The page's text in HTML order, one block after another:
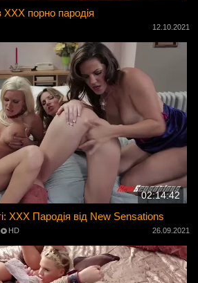
XXX порно пародія
12.10.2021
02:14:42
ХХХ Пародія від New Sensations
HD 26.09.2021